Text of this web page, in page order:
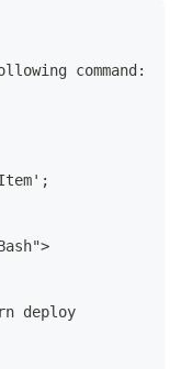
command:
deploy